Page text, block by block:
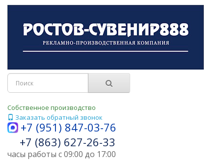
Собственное производство
Заказать обратный звонок
+7 (951) 847-03-76
+7 (863) 627-26-33
часы работы с 09:00 до 17:00